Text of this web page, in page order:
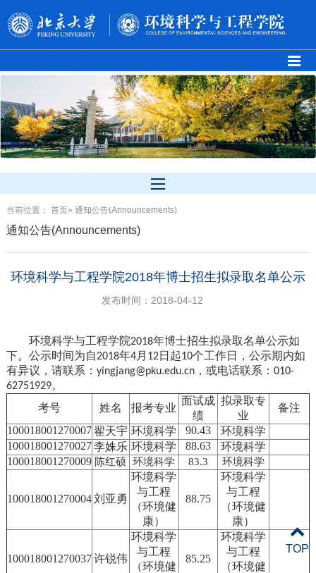
当前位置： 首页» 通知公告(Announcements)
通知公告(Announcements)
环境科学与工程学院2018年博士招生拟录取名单公示
发布时间：2018-04-12
环境科学与工程学院2018年博士招生拟录取名单公示如
下。公示时间为自2018年4月 12日起10个工作日，公示期内如
有异议，请联系： yingjang@pku.edu.cn，或电话联系： 010-
62751929。
考号
姓名 报考专业
面试成
绩
拟录取专
业
备注
100018001270007翟天宇 环境科学 90.43
环境科学
100018001270027李姝乐 环境科学 88.63
环境科学
100018001270009 陈红硕 环境科学 83.3 环境科学
100018001270004刘亚勇
环境科学
与工程
（环境健
康）
88.75
环境科学
与工程
（环境健
康）
100018001270037许锐伟
环境科学
与工程
（环境健
85.25
环境科学
与工程
（环境健
TOP